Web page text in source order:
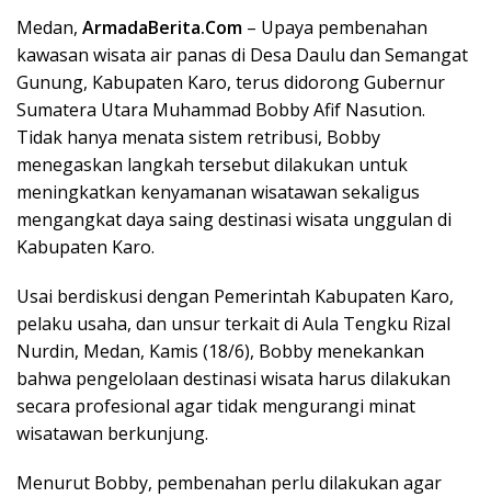
c
e
o
o
k
i
t
e
r
n
k
e
d
I
n
n
e
a
t
s
A
p
p
Medan, ArmadaBerita.Com – Upaya pembenahan
kawasan wisata air panas di Desa Daulu dan Semangat
Gunung, Kabupaten Karo, terus didorong Gubernur
Sumatera Utara Muhammad Bobby Afif Nasution.
Tidak hanya menata sistem retribusi, Bobby
menegaskan langkah tersebut dilakukan untuk
meningkatkan kenyamanan wisatawan sekaligus
mengangkat daya saing destinasi wisata unggulan di
Kabupaten Karo.
Usai berdiskusi dengan Pemerintah Kabupaten Karo,
pelaku usaha, dan unsur terkait di Aula Tengku Rizal
Nurdin, Medan, Kamis (18/6), Bobby menekankan
bahwa pengelolaan destinasi wisata harus dilakukan
secara profesional agar tidak mengurangi minat
wisatawan berkunjung.
Menurut Bobby, pembenahan perlu dilakukan agar